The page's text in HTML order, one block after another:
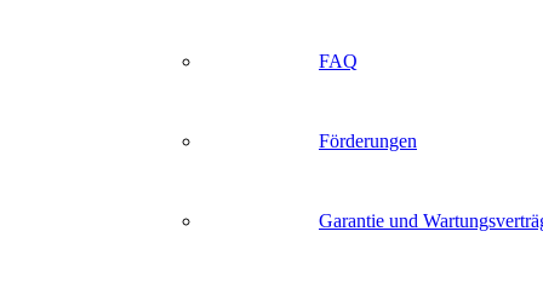
FAQ
Förderungen
Garantie und